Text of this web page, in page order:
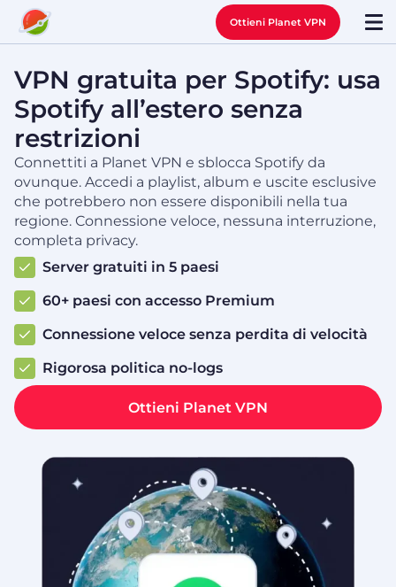
Ottieni Planet VPN
VPN gratuita per Spotify: usa
Spotify all’estero senza
restrizioni
Connettiti a Planet VPN e sblocca Spotify da
ovunque. Accedi a playlist, album e uscite esclusive
che potrebbero non essere disponibili nella tua
regione. Connessione veloce, nessuna interruzione,
completa privacy.
Server gratuiti in 5 paesi
60+ paesi con accesso Premium
Connessione veloce senza perdita di velocità
Rigorosa politica no-logs
Ottieni Planet VPN